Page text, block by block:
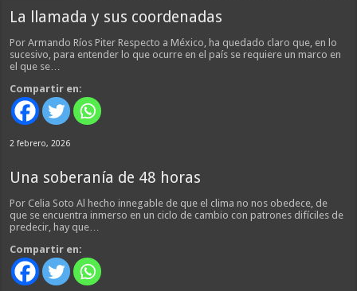
La llamada y sus coordenadas
Por Armando Ríos Piter Respecto a México, ha quedado claro que, en lo
sucesivo, para entender lo que ocurre en el país se requiere un marco en
el que se…
Compartir en:
2 febrero, 2026
Una soberanía de 48 horas
Por Celia Soto Al hecho innegable de que el clima no nos obedece, de
que se encuentra inmerso en un ciclo de cambio con patrones difíciles de
predecir, hay que…
Compartir en: